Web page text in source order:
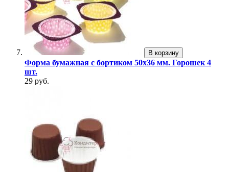
В корзину
Форма бумажная с бортиком 50х36 мм. Горошек 4
шт.
29 руб.